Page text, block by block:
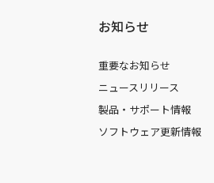
お知らせ
重要なお知らせ
ニュースリリース
製品・サポート情報
ソフトウェア更新情報